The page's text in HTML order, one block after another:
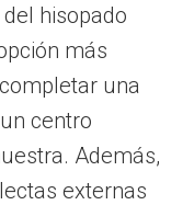
hisopado
más
una
centro
Además,
externas